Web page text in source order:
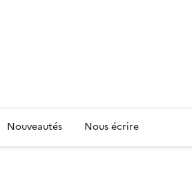
Nouveautés Nous écrire